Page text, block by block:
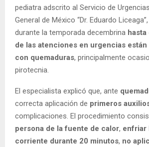
pediatra adscrito al Servicio de
General de México “Dr. Eduardo
durante la temporada decembrina
de las atenciones en urgencias
con quemaduras, principalmente
pirotecnia.
El especialista explicó que, ante
correcta aplicación de primeros
complicaciones. El procedimiento
persona de la fuente de calor, enfriar
corriente durante 20 minutos, no